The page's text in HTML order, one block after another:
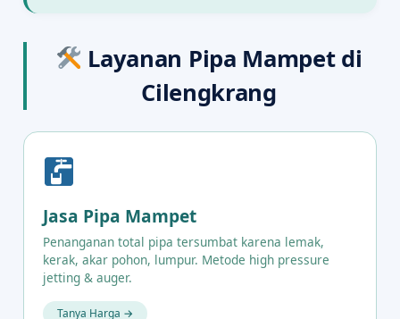
Layanan Pipa Mampet di
Cilengkrang
Jasa Pipa Mampet
Penanganan total pipa tersumbat karena lemak,
kerak, akar pohon, lumpur. Metode high pressure
jetting & auger.
Tanya Harga →